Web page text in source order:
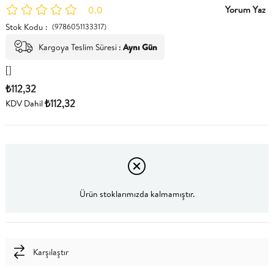
0.0 Yorum Yaz
Stok Kodu (9786051133317)
Kargoya Teslim Süresi : Aynı Gün
[]
₺112,32
KDV Dahil₺112,32
Ürün stoklarımızda kalmamıştır.
Karşılaştır